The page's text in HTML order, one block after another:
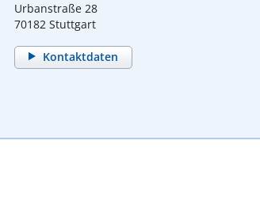
Urbanstraße 28
70182 Stuttgart
Kontaktdaten